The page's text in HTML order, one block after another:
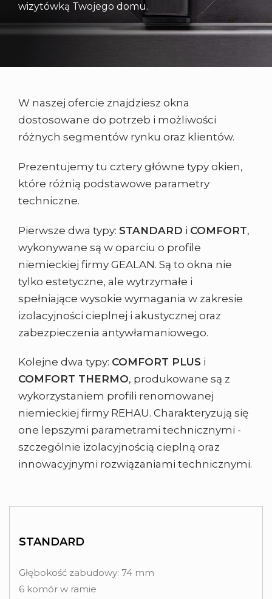
wizytówką Twojego domu.
W naszej ofercie znajdziesz okna
dostosowane do potrzeb i możliwości
różnych segmentów rynku oraz klientów.
Prezentujemy tu cztery główne typy okien,
które różnią podstawowe parametry
techniczne.
Pierwsze dwa typy: STANDARD i COMFORT,
wykonywane są w oparciu o profile
niemieckiej firmy GEALAN. Są to okna nie
tylko estetyczne, ale wytrzymałe i
spełniające wysokie wymagania w zakresie
izolacyjności cieplnej i akustycznej oraz
zabezpieczenia antywłamaniowego.
Kolejne dwa typy: COMFORT PLUS i
COMFORT THERMO, produkowane są z
wykorzystaniem profili renomowanej
niemieckiej firmy REHAU. Charakteryzują się
one lepszymi parametrami technicznymi -
szczególnie izolacyjnością cieplną oraz
innowacyjnymi rozwiązaniami technicznymi.
STANDARD
Głębokość zabudowy: 74 mm
6 komór w ramie